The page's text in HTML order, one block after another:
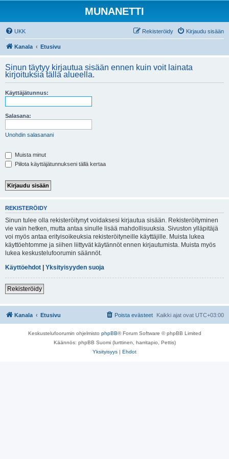
MUNANETTI
UKK Kirjaudu sisään
Rekisteröidy
Kanala Etusivu
Sinun täytyy kirjautua sisään ennen kuin voit lainata
kirjoituksia tällä alueella.
Käyttäjätunnus:
Salasana:
Unohdin salasanani
Muista minut
Piilota käyttäjätunnukseni tällä kertaa
REKISTERÖIDY
Sinun tulee olla rekisteröitynyt voidaksesi kirjautua sisään. Rekisteröityminen
vie vain hetken, mutta antaa sinulle lisää mahdollisuuksia. Sivuston ylläpitäjä
voi myös antaa erityisoikeuksia rekisteröityneille käyttäjille. Muista lukea
käyttöehtomme ja siihen liittyvät käytännöt ennen kirjautumista. Muista myös
lukea keskustelufoorumin säännöt.
Käyttöehdot | Yksityisyyden suoja
Rekisteröidy
Kanala Etusivu Kaikki ajat ovat UTC+03:00
Poista evästeet
Keskustelufoorumin ohjelmisto phpBB® Forum Software © phpBB Limited
Käännös: phpBB Suomi (lurttinen, harritapio, Pettis)
Yksityisyys | Ehdot